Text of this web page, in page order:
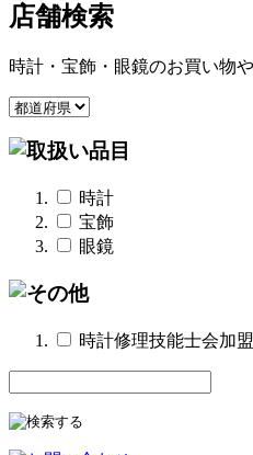
店舗検索
時計・宝飾・眼鏡のお買い物
時計
宝飾
眼鏡
時計修理技能士会加